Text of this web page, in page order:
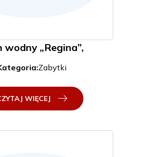
wodny „Regina”,
Zabytki
WIĘCEJ